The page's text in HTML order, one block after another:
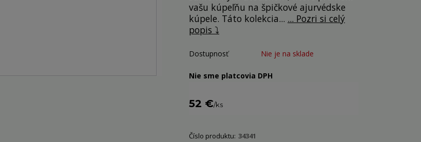
vašu kúpeľňu na špičkové ajurvédske
kúpele. Táto kolekcia... ... Pozri si celý
popis ⤵️
Dostupnosť Nie je na sklade
Nie sme platcovia DPH
52 €/ks
Číslo produktu: 34341